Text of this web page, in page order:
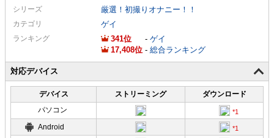
シリーズ 厳選！初撮りオナニー！！
カテゴリ ゲイ
ランキング 341 - ゲイ
17,408
- 総合ランキング
対応デバイス
デバイス ストリーミング
ダウンロード
パソコン
Android